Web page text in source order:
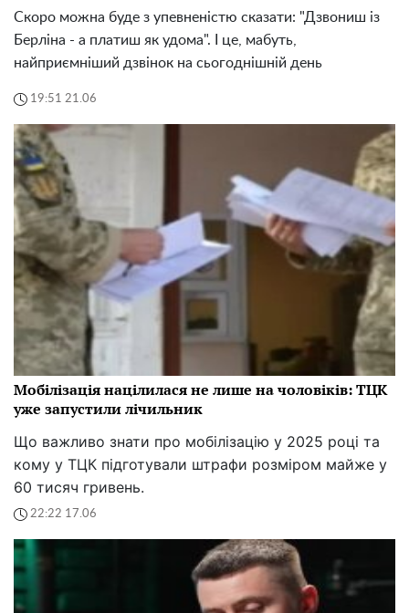
Скоро можна буде з упевненістю сказати: "Дзвониш із
Берліна - а платиш як удома". І це, мабуть,
найприємніший дзвінок на сьогоднішній день
19:51 21.06
Мобілізація націлилася не лише на чоловіків: ТЦК
уже запустили лічильник
Що важливо знати про мобілізацію у 2025 році та
кому у ТЦК підготували штрафи розміром майже у
60 тисяч гривень.
22:22 17.06